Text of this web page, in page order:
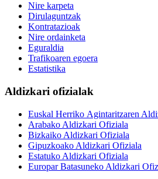
Nire karpeta
Dirulaguntzak
Kontratazioak
Nire ordainketa
Eguraldia
Trafikoaren egoera
Estatistika
Aldizkari ofizialak
Euskal Herriko Agintaritzaren
Arabako Aldizkari Ofiziala
Bizkaiko Aldizkari Ofiziala
Gipuzkoako Aldizkari Ofiziala
Estatuko Aldizkari Ofiziala
Europar Batasuneko Aldizkari